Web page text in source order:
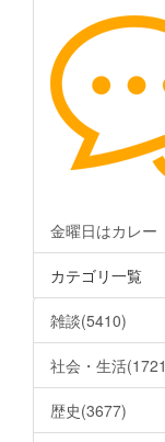
金曜日はカレー
カテゴリ一覧
雑談(5410)
社会・生活
歴史(3677)